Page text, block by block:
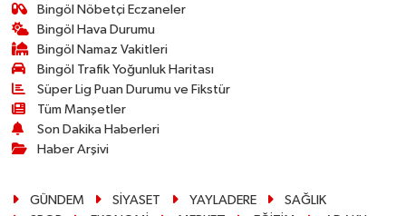
Bingöl Nöbetçi Eczaneler
Bingöl Hava Durumu
Bingöl Namaz Vakitleri
Bingöl Trafik Yoğunluk Haritası
Süper Lig Puan Durumu ve Fikstür
Tüm Manşetler
Son Dakika Haberleri
Haber Arşivi
GÜNDEM SİYASET YAYLADERE
SAĞLIK